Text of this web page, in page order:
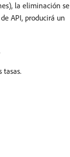
la eliminación se
API, producirá un